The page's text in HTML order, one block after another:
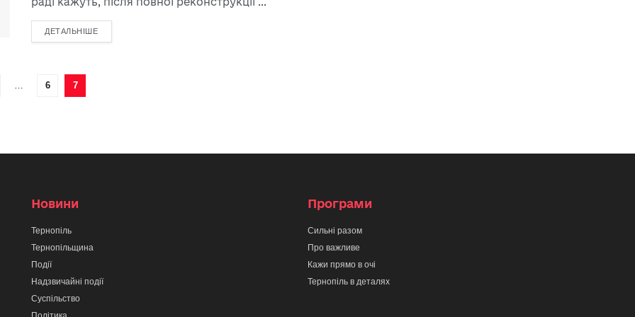
ДЕТАЛЬНІШЕ
… 6 7
Новини
Тернопіль
Тернопільщина
Події
Надзвичайні події
Суспільство
Програми
Сильні разом
Про важливе
Кажи прямо в очі
Тернопіль в деталях